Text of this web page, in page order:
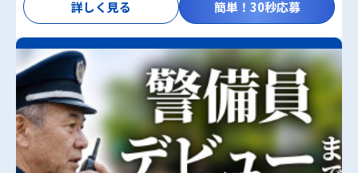
詳しく見る 簡単！30秒応募